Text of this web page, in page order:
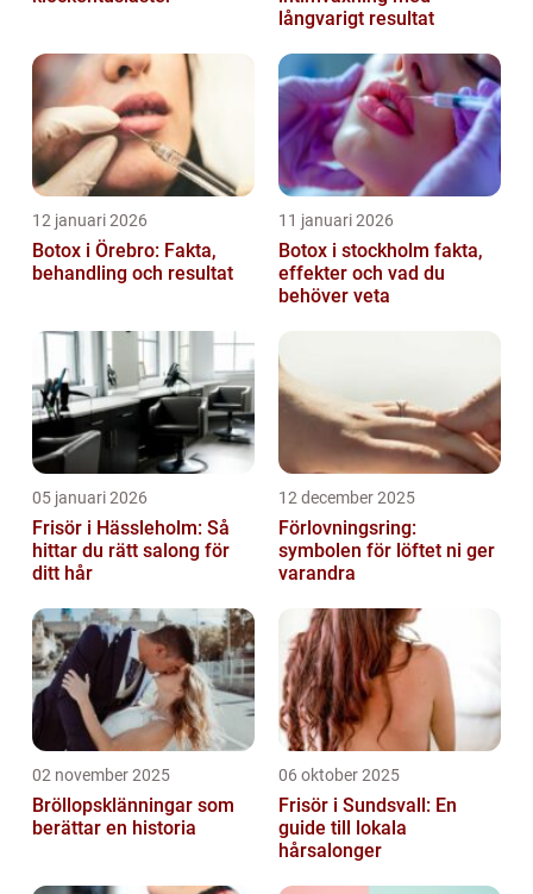
långvarigt resultat
12 januari 2026
Botox i Örebro: Fakta,
behandling och resultat
11 januari 2026
Botox i stockholm fakta,
effekter och vad du
behöver veta
05 januari 2026
Frisör i Hässleholm: Så
hittar du rätt salong för
ditt hår
12 december 2025
Förlovningsring:
symbolen för löftet ni ger
varandra
02 november 2025
Bröllopsklänningar som
berättar en historia
06 oktober 2025
Frisör i Sundsvall: En
guide till lokala
hårsalonger